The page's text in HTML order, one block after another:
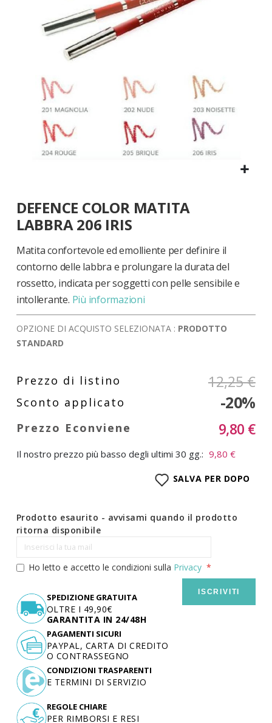
immagini
all'inizio
della
galleria
di
immagini
DEFENCE COLOR MATITA
LABBRA 206 IRIS
Matita confortevole ed emolliente per definire il
contorno delle labbra e prolungare la durata del
rossetto, indicata per soggetti con pelle sensibile e
intollerante. Più informazioni
OPZIONE DI ACQUISTO SELEZIONATA : PRODOTTO
STANDARD
12,25 €
-20%
9,80 €
Il nostro prezzo più basso degli ultimi 30 gg.: 9,80 €
SALVA PER DOPO
Prodotto esaurito - avvisami quando il prodotto
ritorna disponibile
Ho letto e accetto le condizioni sulla Privacy
ISCRIVITI
SPEDIZIONE GRATUITA
OLTRE I 49,90€
GARANTITA IN 24/48H
PAGAMENTI SICURI
PAYPAL, CARTA DI CREDITO
O CONTRASSEGNO
CONDIZIONI TRASPARENTI
E TERMINI DI SERVIZIO
REGOLE CHIARE
PER RIMBORSI E RESI